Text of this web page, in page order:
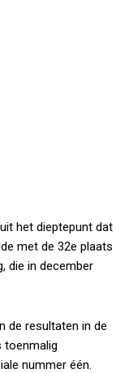
het dieptepunt dat
met de 32e plaats
die in december
de resultaten in de
toenmalig
nummer één.